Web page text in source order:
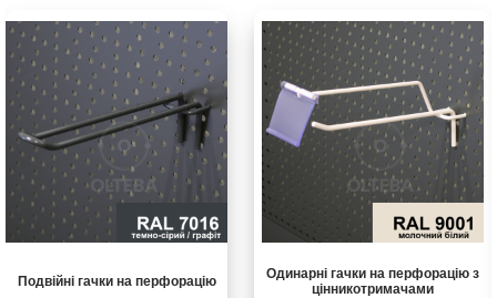
Подвійні гачки на перфорацію
Одинарні гачки на перфорацію з
цінникотримачами